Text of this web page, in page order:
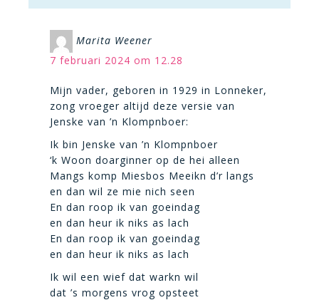
Marita Weener
7 februari 2024 om 12.28
Mijn vader, geboren in 1929 in Lonneker,
zong vroeger altijd deze versie van
Jenske van ’n Klompnboer:
Ik bin Jenske van ’n Klompnboer
‘k Woon doarginner op de hei alleen
Mangs komp Miesbos Meeikn d’r langs
en dan wil ze mie nich seen
En dan roop ik van goeindag
en dan heur ik niks as lach
En dan roop ik van goeindag
en dan heur ik niks as lach
Ik wil een wief dat warkn wil
dat ’s morgens vrog opsteet